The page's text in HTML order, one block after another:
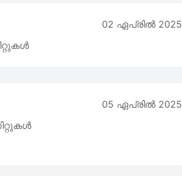
02 ഏപ്രില്‍ 2025
05 ഏപ്രില്‍ 2025